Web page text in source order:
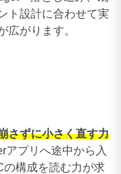
ト設計に合わせて実
広がります。
さずに小さく直す力
アプリへ途中から入
の構成を読む力が求